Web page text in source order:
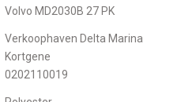
Volvo MD2030B 27 PK
Verkoophaven Delta Marina
Kortgene
0202110019